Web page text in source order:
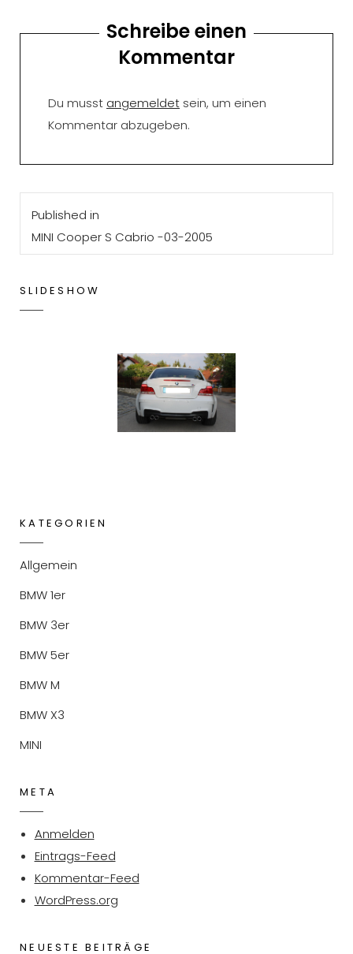
Schreibe einen
Kommentar
Du musst angemeldet sein, um einen
Kommentar abzugeben.
Beitragsnavigation
Published in
MINI Cooper S Cabrio -03-2005
SLIDESHOW
KATEGORIEN
Allgemein
BMW 1er
BMW 3er
BMW 5er
BMW M
BMW X3
MINI
META
Anmelden
Eintrags-Feed
Kommentar-Feed
WordPress.org
NEUESTE BEITRÄGE